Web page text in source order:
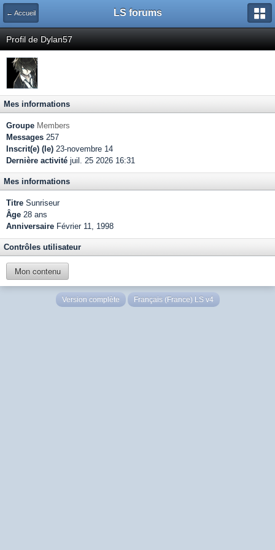
← Accueil LS forums
Profil de Dylan57
Mes informations
Groupe Members
Messages 257
Inscrit(e) (le) 23-novembre 14
Dernière activité juil. 25 2026 16:31
Mes informations
Titre Sunriseur
Âge 28 ans
Anniversaire Février 11, 1998
Contrôles utilisateur
Mon contenu
Version complète Français (France) LS v4